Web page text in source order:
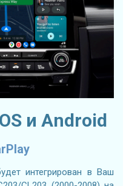
и Android
интегрирован в Ваш